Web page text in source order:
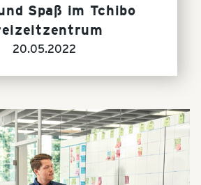
Spaß im Tchibo
20.05.2022